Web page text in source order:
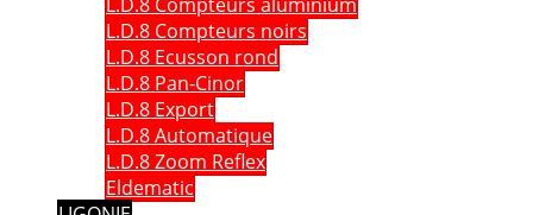
L.D.8 Compteurs noirs
L.D.8 Ecusson rond
L.D.8 Pan-Cinor
L.D.8 Export
L.D.8 Automatique
L.D.8 Zoom Reflex
Eldematic